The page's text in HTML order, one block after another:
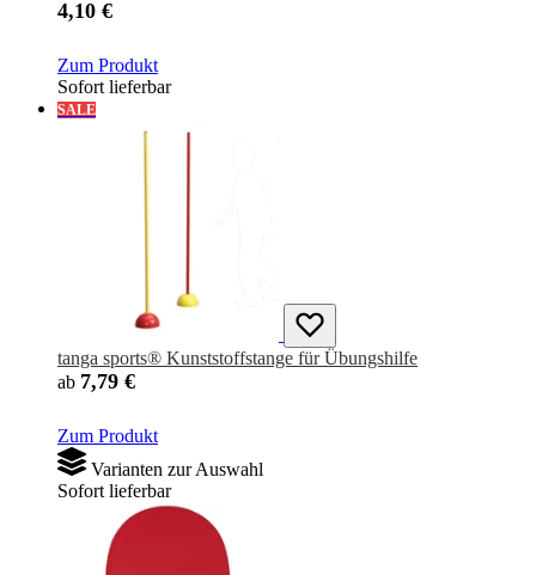
4,10 €
Zum Produkt
Sofort lieferbar
SALE
tanga sports® Kunststoffstange für Übungshilfe
ab 7,79 €
Zum Produkt
Varianten zur Auswahl
Sofort lieferbar